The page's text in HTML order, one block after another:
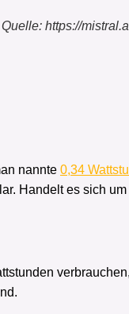
Quelle: https://
nannte 0,34
Handelt es sich